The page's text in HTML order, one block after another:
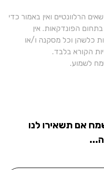
הרלוונטיים ואין באמור כדי
בתחום הפונדקאות. אין
כלשהן וכל מסקנה ו/או
הקורא בלבד.
לשמוע.
אם תשאירו לנו